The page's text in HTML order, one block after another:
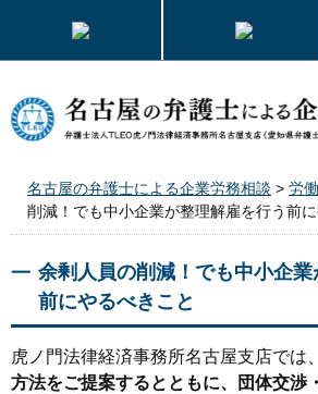
名古屋の弁護士による企業労務相談 > 労
削減！でも中小企業が整理解雇を行う前
余剰人員の削減！でも中小企業
前にやるべきこと
虎ノ門法律経済事務所名古屋支店では、
方法をご提案するとともに、団体交渉